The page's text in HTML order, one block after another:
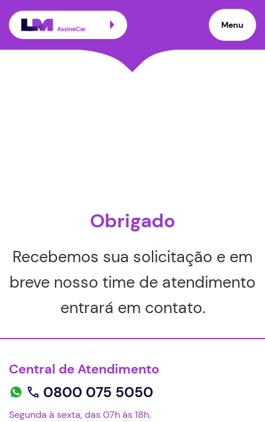
Menu
Obrigado
Recebemos sua solicitação e em
breve nosso time de atendimento
entrará em contato.
Central de Atendimento
0800 075 5050
Segunda à sexta, das 07h às 18h.